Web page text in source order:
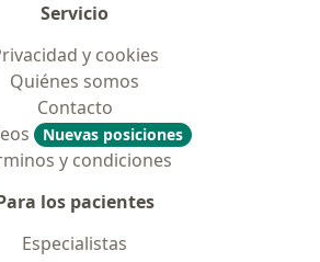
Servicio
y cookies
Quiénes somos
Contacto
Nuevas posiciones
y condiciones
los pacientes
Especialistas